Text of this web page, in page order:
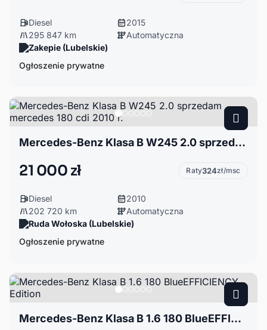
Diesel
2015
295 847 km
Automatyczna
Zakepie (Lubelskie)
Ogłoszenie prywatne
Mercedes-Benz Klasa B W245 2.0 sprzedam mercedes 180 cdi 2010 r.
21 000 zł Raty324zł/msc
Diesel
2010
202 720 km
Automatyczna
Ruda Wołoska (Lubelskie)
Ogłoszenie prywatne
Mercedes-Benz Klasa B 1.6 180 BlueEFFICIENCY Edition